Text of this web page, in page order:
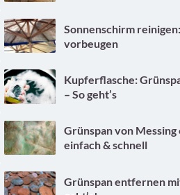
Sonnenschirm
vorbeugen
Kupferflasche:
– So geht’s
Grünspan von Messing
einfach & schnell
Grünspan entfernen